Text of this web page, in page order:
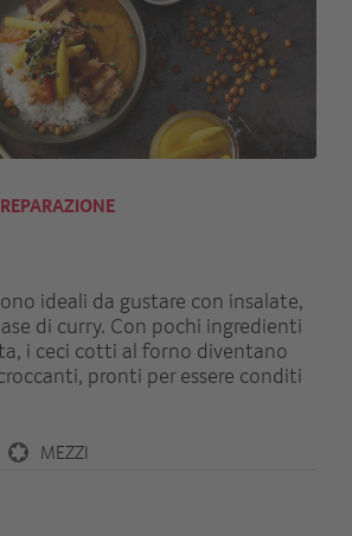
ideali da gustare con insalate,
di curry. Con pochi ingredienti
i ceci cotti al forno diventano
pronti per essere conditi
MEZZI